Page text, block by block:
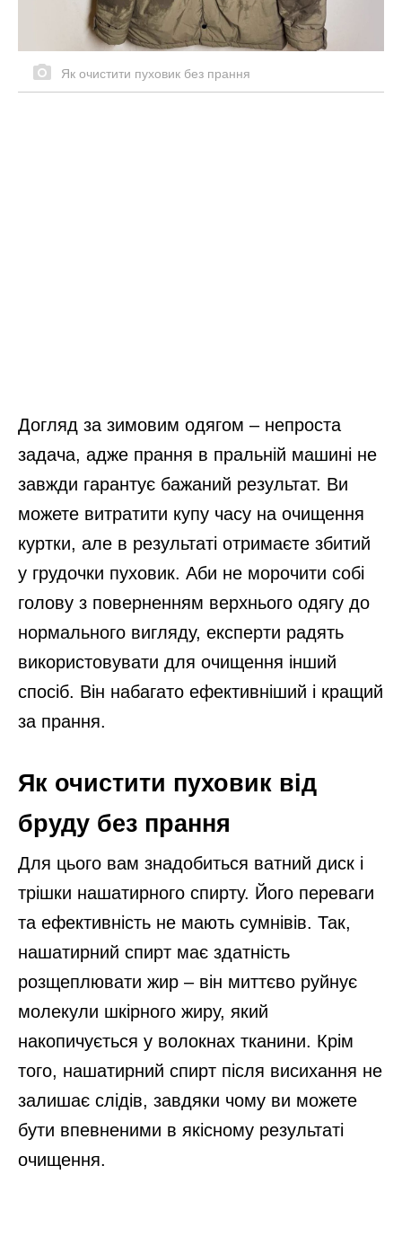
Як очистити пуховик без прання
Догляд за зимовим одягом – непроста
задача, адже прання в пральній машині не
завжди гарантує бажаний результат. Ви
можете витратити купу часу на очищення
куртки, але в результаті отримаєте збитий
у грудочки пуховик. Аби не морочити собі
голову з поверненням верхнього одягу до
нормального вигляду, експерти радять
використовувати для очищення інший
спосіб. Він набагато ефективніший і кращий
за прання.
Як очистити пуховик від
бруду без прання
Для цього вам знадобиться ватний диск і
трішки нашатирного спирту. Його переваги
та ефективність не мають сумнівів. Так,
нашатирний спирт має здатність
розщеплювати жир – він миттєво руйнує
молекули шкірного жиру, який
накопичується у волокнах тканини. Крім
того, нашатирний спирт після висихання не
залишає слідів, завдяки чому ви можете
бути впевненими в якісному результаті
очищення.